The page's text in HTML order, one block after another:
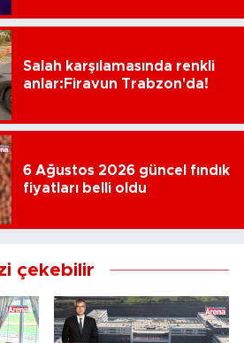
Salah karşılamasında renkli
anlar:Firavun Trabzon'da!
6 Ağustos 2026 güncel fındık
fiyatları belli oldu
çekebilir